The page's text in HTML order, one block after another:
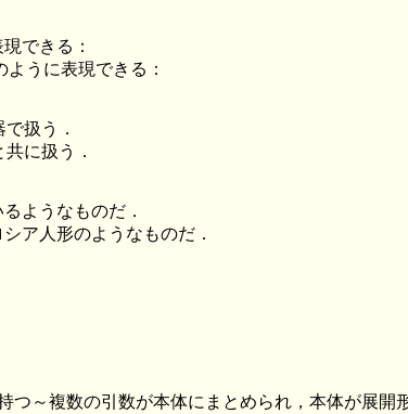
できる：
うに表現できる：
扱う．
に扱う．
ようなものだ．
ア人形のようなものだ．
つ～複数の引数が本体にまとめられ，本体が展開